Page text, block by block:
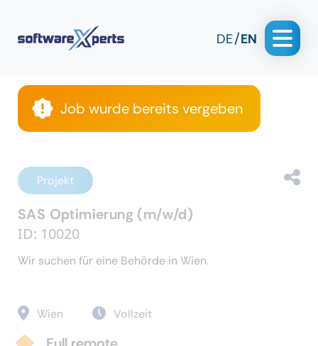
DE EN
Job wurde bereits vergeben
Projekt
SAS Optimierung (m/w/d)
ID: 10020
Wir suchen für eine Behörde in Wien.
Wien Vollzeit